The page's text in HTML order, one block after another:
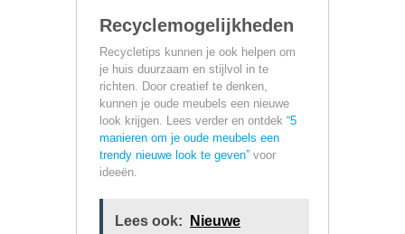
Recyclemogelijkheden
Recycletips kunnen je ook helpen om
je huis duurzaam en stijlvol in te
richten. Door creatief te denken,
kunnen je oude meubels een nieuwe
look krijgen. Lees verder en ontdek “5
manieren om je oude meubels een
trendy nieuwe look te geven” voor
ideeën.
Lees ook:
Nieuwe